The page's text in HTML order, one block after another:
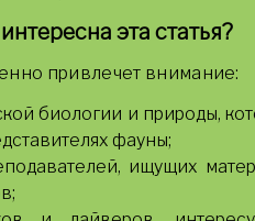
эта статья?
привлечет внимание:
биологии и природы,
фауны;
ищущих